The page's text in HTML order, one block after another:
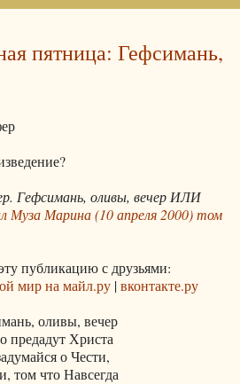
пятница: Гефсимань,
Гефсимань, оливы, вечер ИЛИ
Муза Марина (10 апреля 2000) том
публикацию с друзьями:
мир на майл.ру | вконтакте.ру
оливы, вечер
предадут Христа
о Чести,
том что Навсегда